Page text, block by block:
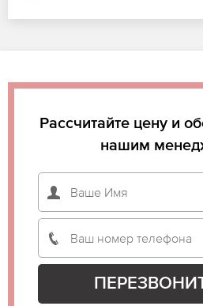
Рассчитайте цену и
нашим